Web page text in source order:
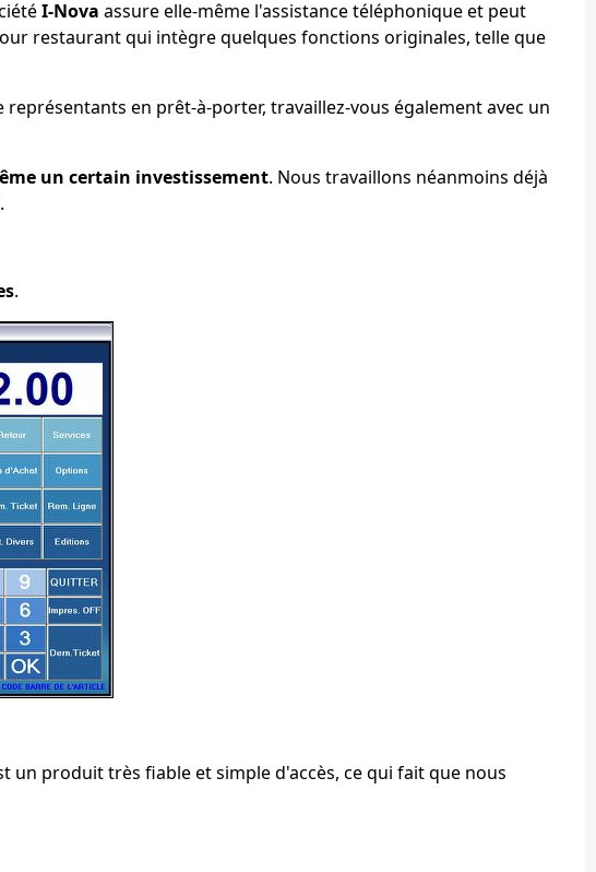
I-Nova assure elle-même l'assistance téléphonique et peut
restaurant qui intègre quelques fonctions originales, telle que
en prêt-à-porter, travaillez-vous également avec un
un certain investissement. Nous travaillons néanmoins déjà
.
produit très fiable et simple d'accès, ce qui fait que nous